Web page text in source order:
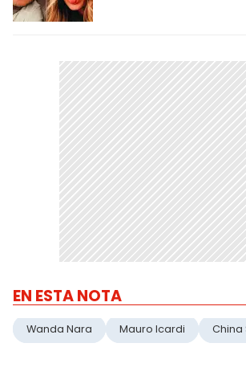
EN ESTA NOTA
Wanda Nara Mauro Icardi China